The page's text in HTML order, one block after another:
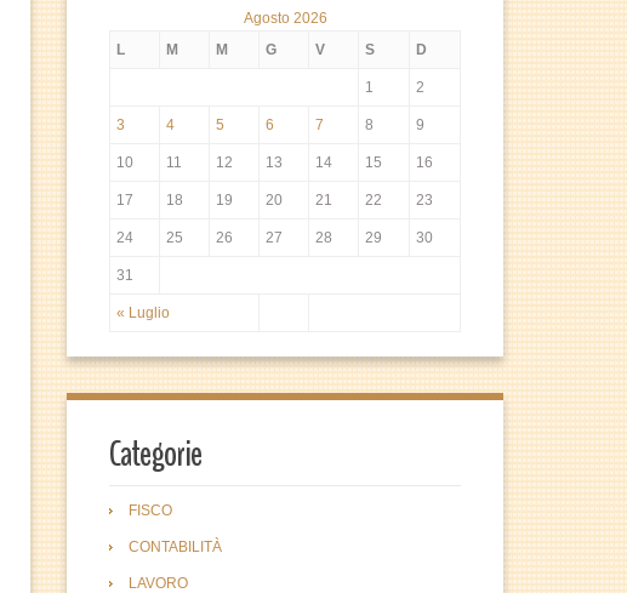
Agosto 2026
L
M M G V S D
« Luglio
1 2
3 4 5 6 7 8 9
10 11 12 13 14 15 16
17 18 19 20 21 22 23
24 25 26 27 28 29 30
31
Categorie
FISCO
CONTABILITÀ
LAVORO